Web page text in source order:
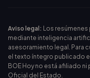
Aviso legal: Los
mediante inteligencia
asesoramiento legal. Para
el texto íntegro publicado
BOE Hoy no está afiliado
Oficial del Estado.